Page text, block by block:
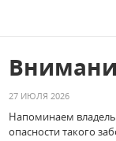
27 ИЮЛЯ 2026
Напоминаем
опасности такого